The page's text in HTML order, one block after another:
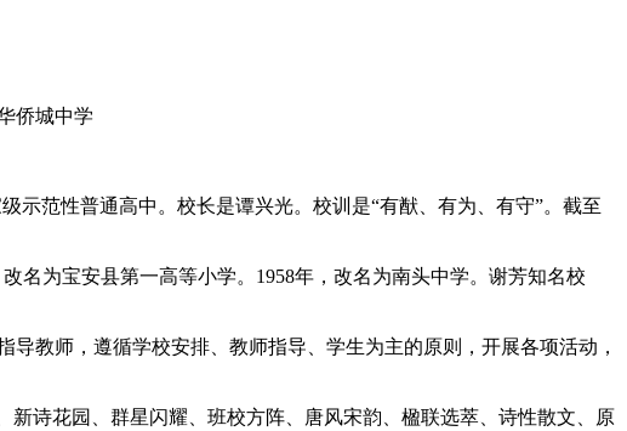
侨城中学
示范性普通高中。校长是谭兴光。校训是“有猷、有为、有守”。截至
名为宝安县第一高等小学。1958年，改名为南头中学。谢芳知名校
教师，遵循学校安排、教师指导、学生为主的原则，开展各项活动，
诗花园、群星闪耀、班校方阵、唐风宋韵、楹联选萃、诗性散文、原